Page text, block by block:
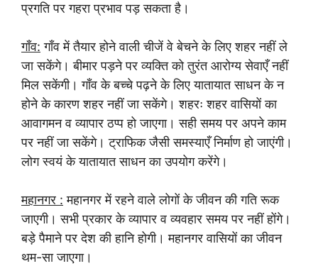
प्रगति पर गहरा प्रभाव पड़ सकता है।
गाँव: गाँव में तैयार होने वाली चीजें वे बेचने के लिए शहर नहीं ले
जा सकेंगे। बीमार पड़ने पर व्यक्ति को तुरंत आरोग्य सेवाएँ नहीं
मिल सकेंगी। गाँव के बच्चे पढ़ने के लिए यातायात साधन के न
होने के कारण शहर नहीं जा सकेंगे। शहरः शहर वासियों का
आवागमन व व्यापार ठप्प हो जाएगा। सही समय पर अपने काम
पर नहीं जा सकेंगे। ट्राफिक जैसी समस्याएँ निर्माण हो जाएंगी।
लोग स्वयं के यातायात साधन का उपयोग करेंगे।
महानगर : महानगर में रहने वाले लोगों के जीवन की गति रूक
जाएगी। सभी प्रकार के व्यापार व व्यवहार समय पर नहीं होंगे।
बड़े पैमाने पर देश की हानि होगी। महानगर वासियों का जीवन
थम-सा जाएगा।